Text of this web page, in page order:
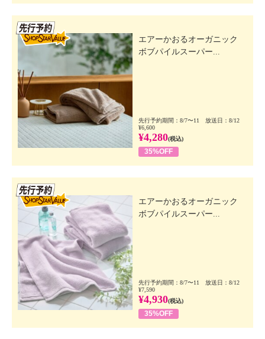
エアーかおるオーガニック
ボブパイルスーパー...
先行予約期間：8/7〜11 放送日：8/12
¥6,600
¥4,280(税込)
35%OFF
エアーかおるオーガニック
ボブパイルスーパー...
先行予約期間：8/7〜11 放送日：8/12
¥7,590
¥4,930(税込)
35%OFF